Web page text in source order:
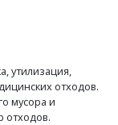
утилизация,
отходов.
мусора и
отходов.